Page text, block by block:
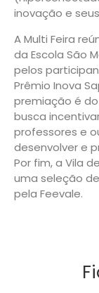
inovação e
A Multi Feira
da Escola São
pelos
Prêmio Inova
premiação é do
busca
professores e
desenvolver e
Por fim, a Vila
uma seleção
pela Feevale.